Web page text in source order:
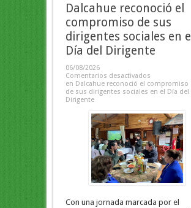
Dalcahue reconoció el
compromiso de sus
dirigentes sociales en el
Día del Dirigente
06/08/2026
Comentarios desactivados
en Dalcahue reconoció el compromiso
de sus dirigentes sociales en el Día del
Dirigente
Con una jornada marcada por el